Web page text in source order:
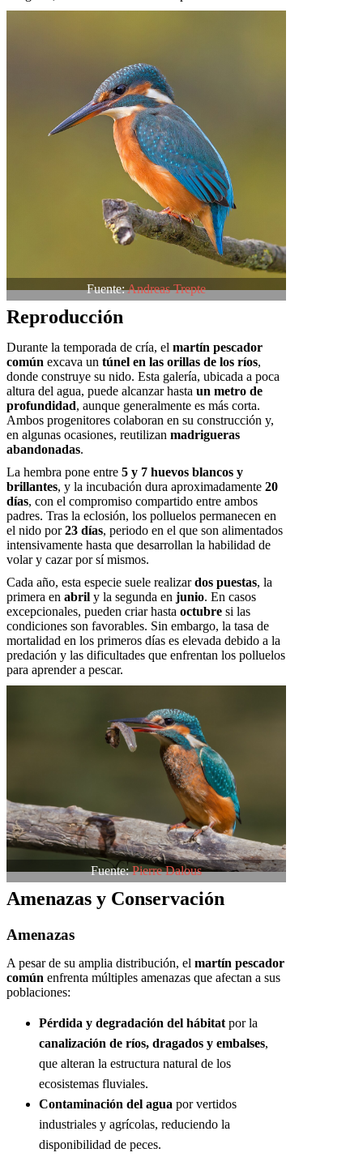
Fuente:Andreas Trepte
Reproducción
Durante la temporada de cría, el martín pescador
común excava un túnel en las orillas de los ríos,
donde construye su nido. Esta galería, ubicada a poca
altura del agua, puede alcanzar hasta un metro de
profundidad, aunque generalmente es más corta.
Ambos progenitores colaboran en su construcción y,
en algunas ocasiones, reutilizan madrigueras
abandonadas.
La hembra pone entre 5 y 7 huevos blancos y
brillantes, y la incubación dura aproximadamente 20
días, con el compromiso compartido entre ambos
padres. Tras la eclosión, los polluelos permanecen en
el nido por23 días, periodo en el que son alimentados
intensivamente hasta que desarrollan la habilidad de
volar y cazar por sí mismos.
Cada año, esta especie suele realizardos puestas, la
primera en abril y la segunda en junio. En casos
excepcionales, pueden criar hasta octubre si las
condiciones son favorables. Sin embargo, la tasa de
mortalidad en los primeros días es elevada debido a la
predación y las dificultades que enfrentan los polluelos
para aprender a pescar.
Fuente:Pierre Dalous
Amenazas y Conservación
Amenazas
A pesar de su amplia distribución, el martín pescador
común enfrenta múltiples amenazas que afectan a sus
poblaciones:
Pérdida y degradación del hábitat por la
canalización de ríos, dragados y embalses,
que alteran la estructura natural de los
ecosistemas fluviales.
Contaminación del agua por vertidos
industriales y agrícolas, reduciendo la
disponibilidad de peces.